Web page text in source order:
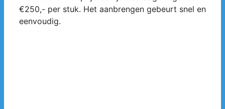
€250,- per stuk. Het aanbrengen gebeurt snel en
eenvoudig.